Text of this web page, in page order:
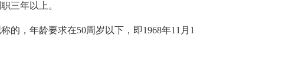
三年以上。
的，年龄要求在50周岁以下，即1968年11月1